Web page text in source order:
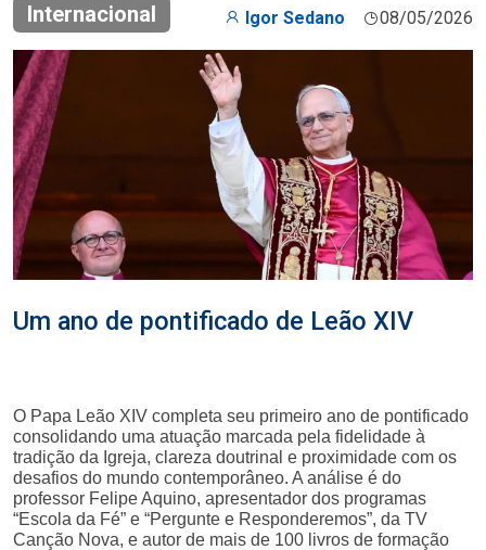
Internacional Igor Sedano 08/05/2026
Um ano de pontificado de Leão XIV
O Papa Leão XIV completa seu primeiro ano de pontificado
consolidando uma atuação marcada pela fidelidade à
tradição da Igreja, clareza doutrinal e proximidade com os
desafios do mundo contemporâneo. A análise é do
professor Felipe Aquino, apresentador dos programas
“Escola da Fé” e “Pergunte e Responderemos”, da TV
Canção Nova, e autor de mais de 100 livros de formação